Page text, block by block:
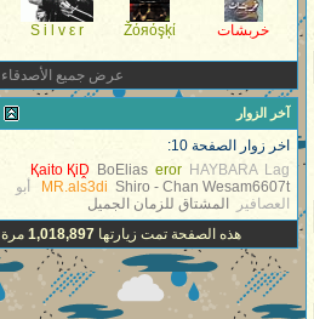
خربشات Žόяόşķί
S i l v ε r
عرض جميع الأصدقاء
آخر الزوار
اخر زوار الصفحة 10:
Қaito ҚiḒ
BoElias eror HAYBARA Lag
MR.als3di Shiro - Chan Wesam6607t
أبو
العصافير
المشتاق للزمان الجميل
هذه الصفحة تمت زيارتها 1,018,897 مرة